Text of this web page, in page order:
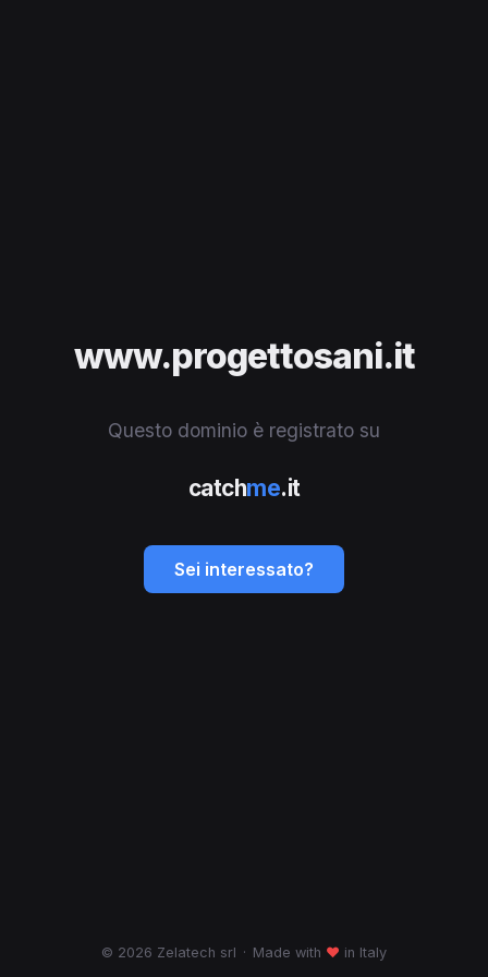
www.progettosani.it
Questo dominio è registrato su
catchme.it
Sei interessato?
© 2026 Zelatech srl · Made with ♥ in Italy